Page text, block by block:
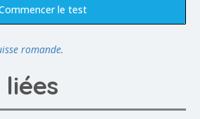
le test
romande.